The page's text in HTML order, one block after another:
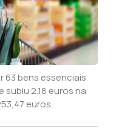
63 bens essenciais
2,18 euros na
euros.